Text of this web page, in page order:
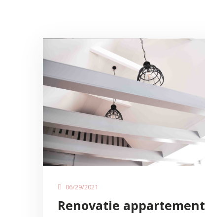
06/29/2021
Renovatie appartement